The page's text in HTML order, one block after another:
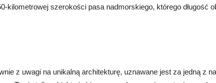
kilometrowej szerokości pasa nadmorskiego, którego długość
z uwagi na unikalną architekturę, uznawane jest za jedną z